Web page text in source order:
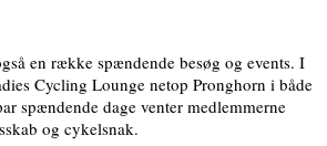
en række spændende besøg og events. I
Cycling Lounge netop Pronghorn i både
spændende dage venter medlemmerne
og cykelsnak.